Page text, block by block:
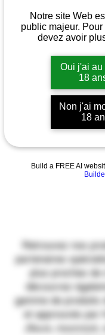
Notre site Web
public majeur.
devez avoir
Oui j'ai au
18
Non j'ai
18
Build a FREE AI
Retrouvez nos
partenaires
plus proches de
découvrez
gamme de produits
et approuvés par
(fleurs, moonrock,